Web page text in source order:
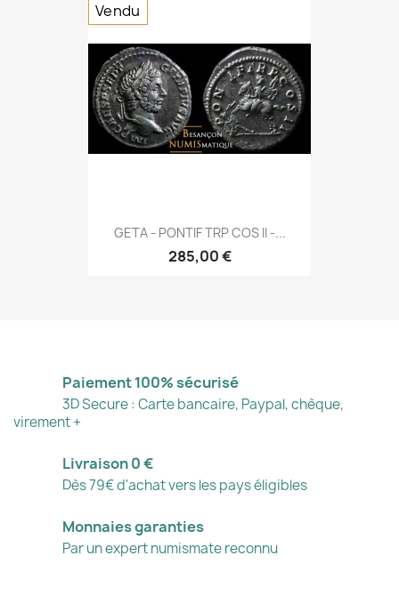
GETA - PONTIF TRP COS II -...
285,00 €
Vendu
Paiement 100% sécurisé
3D Secure : Carte bancaire, Paypal, chèque,
virement +
Livraison 0 €
Dès 79€ d'achat vers les pays éligibles
Monnaies garanties
Par un expert numismate reconnu